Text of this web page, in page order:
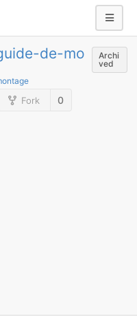
de-mo
Archi
ved
Fork 0